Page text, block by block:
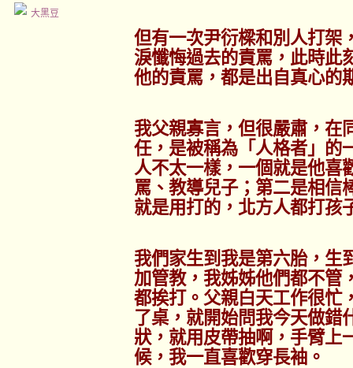
大黑豆
但有一次尹衍樑和別人打架
淚懺悔過去的責罵，此時此
他的責罵，都是出自真心的
我父親寡言，但很嚴肅，在
任，是被稱為「人格者」的
人不太一樣，一個就是他喜
罵、教導兒子；第二是相信
就是用打的，北方人都打孩
我們家生到我是第六胎，生
加管教，我姊姊他們都不管
都挨打。父親白天工作很忙
了桌，就開始問我今天做錯
狀，就用皮帶抽啊，手臂上
候，我一直喜歡穿長袖。